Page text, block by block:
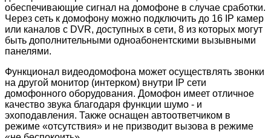
обеспечивающие сигнал на домофоне в случае сработки.
Через сеть к домофону можно подключить до 16 IP камер
или каналов с DVR, доступных в сети, 8 из которых могут
быть дополнительными одноабонентскими вызывными
панелями.
Функционал видеодомофона может осуществлять звонки
на другой монитор (интерком) внутри IP сети
домофонного оборудования. Домофон имеет отличное
качество звука благодаря функции шумо - и
эхоподавления. Также оснащен автоответчиком в
режиме «отсутствия» и не призводит вызова в режиме